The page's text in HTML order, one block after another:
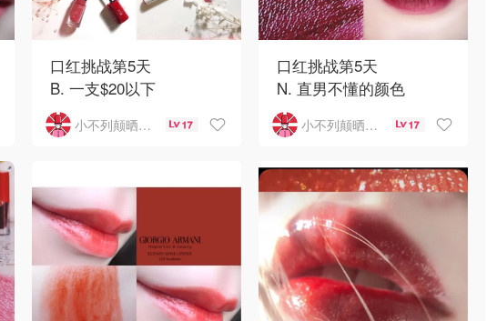
口红挑战第5天
B. 一支$20以下
今天要分享的是$20以内
✨✨Colourpop Li
小不列颠晒晒君 17
口红挑战第5天
N. 直男不懂的颜色
🎂🎂🎂
嗨森
这支是我朋友送我的
一开始我以为这颜色
小不列颠晒晒君 17